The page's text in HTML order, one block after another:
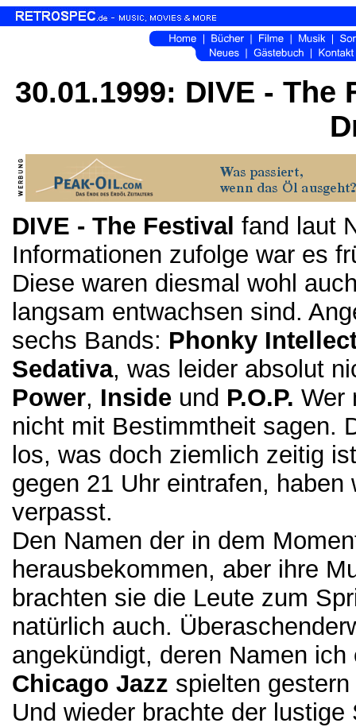
30.01.1999: DIVE -
DIVE - The Festival fand laut
Informationen zufolge war es
Diese waren diesmal wohl
langsam entwachsen sind.
sechs Bands: Phonky
Sedativa, was leider absolut
Power, Inside und P.O.P. Wer
nicht mit Bestimmtheit sagen.
los, was doch ziemlich zeitig
gegen 21 Uhr eintrafen,
verpasst.
Den Namen der in dem
herausbekommen, aber ihre
brachten sie die Leute zum
natürlich auch.
angekündigt, deren Namen
Chicago Jazz spielten
Und wieder brachte der